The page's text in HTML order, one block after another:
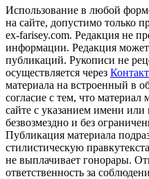
Использование в любой
на сайте, допустимо только
ex-farisey.com. Редакция не
информации. Редакция может
публикаций. Рукописи не
осуществляется через
материала на встроенный в
согласие с тем, что
сайте с указанием имени или
безвозмездно и без
Публикация материала
стилистическую
не выплачивает гонорары.
ответственность за